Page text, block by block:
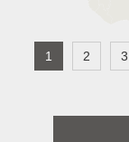
1 2 3